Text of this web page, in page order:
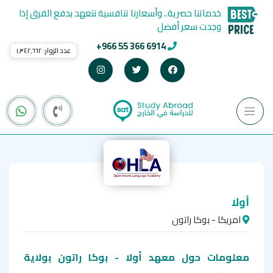
+966 55 366 6914
خدماتنا حصرية.. وأسعارنا تنافسية نتعهد بدفع الفرق إذا
وجدت سعر أفضل
عدد الزوار:١٬٣٤٢٬٦٦٢
أولا
امريكا - بوكا راتون
معلومات حول معهد أولا - بوكا راتون بولاية